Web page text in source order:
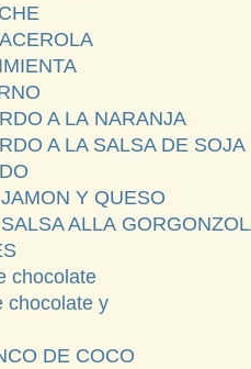
A LA NARANJA
A LA SALSA DE SOJA
Y QUESO
ALLA
chocolate
chocolate y
DE COCO